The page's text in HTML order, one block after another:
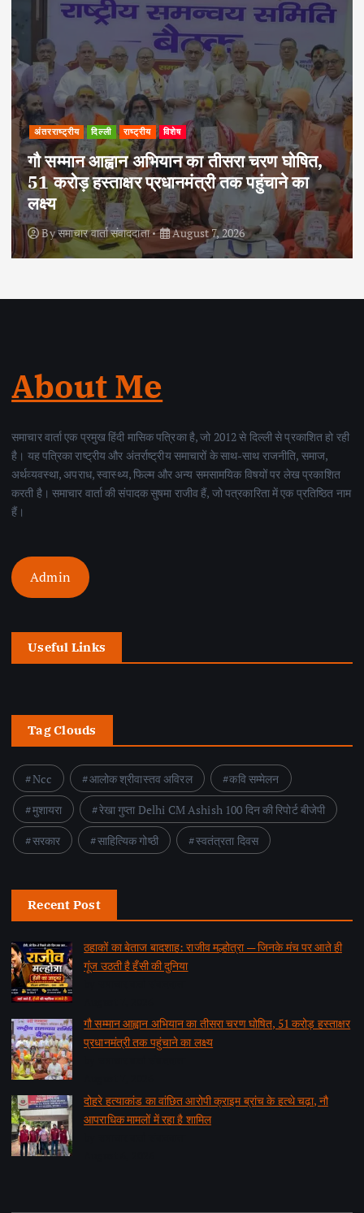
अपराध दिल्ली राष्ट्रीय
दोहरे हत्याकांड का वांछित आरोपी क्राइम ब्रांच के
हत्थे चढ़ा, नौ आपराधिक मामलों में रहा है शामिल
Byसमाचार वार्ता संवाददाता August 6, 2026
About Me
समाचार वार्ता एक प्रमुख हिंदी मासिक पत्रिका है, जो 2012 से दिल्ली से प्रकाशित हो रही
है। यह पत्रिका राष्ट्रीय और अंतर्राष्ट्रीय समाचारों के साथ-साथ राजनीति, समाज,
अर्थव्यवस्था, अपराध, स्वास्थ्य, फिल्म और अन्य समसामयिक विषयों पर लेख प्रकाशित
करती है। समाचार वार्ता की संपादक सुषमा राजीव हैं, जो पत्रकारिता में एक प्रतिष्ठित नाम
हैं।
Admin
Useful Links
Tag Clouds
Ncc आलोक श्रीवास्तव अविरल
कवि सम्मेलन
मुशायरा
रेखा गुप्ता Delhi CM Ashish 100 दिन की रिपोर्ट बीजेपी
सरकार
साहित्यिक गोष्ठी स्वतंत्रता दिवस
Recent Post
ठहाकों का बेताज बादशाह: राजीव मल्होत्रा — जिनके मंच पर आते ही
गूंज उठती है हँसी की दुनिया
गौ सम्मान आह्वान अभियान का तीसरा चरण घोषित, 51 करोड़ हस्ताक्षर
प्रधानमंत्री तक पहुंचाने का लक्ष्य
दोहरे हत्याकांड का वांछित आरोपी क्राइम ब्रांच के हत्थे चढ़ा, नौ
आपराधिक मामलों में रहा है शामिल